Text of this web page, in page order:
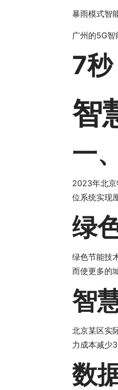
暴雨模式智
广州的5G
7
智
一
2023年北京
位系统实现
绿
绿色节能技
而使更多的
智
北京某区实
力成本减少
数